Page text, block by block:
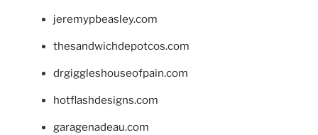
jeremypbeasley.com
thesandwichdepotcos.com
drgiggleshouseofpain.com
hotflashdesigns.com
garagenadeau.com